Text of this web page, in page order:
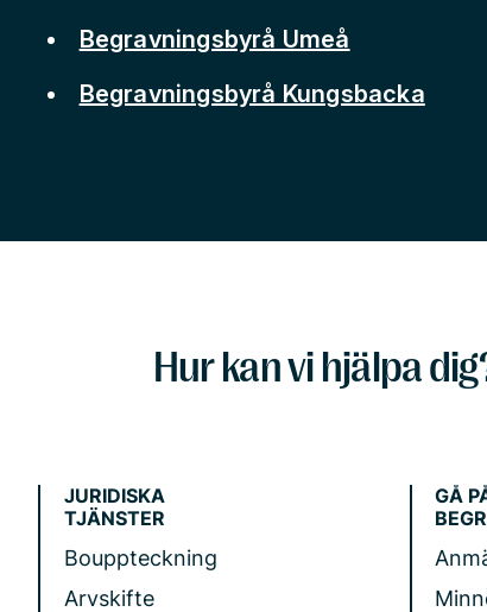
Begravningsbyrå Umeå
Begravningsbyrå Kungsbacka
Hur kan vi hjälpa
JURIDISKA
TJÄNSTER
Bouppteckning
Arvskifte
GÅ